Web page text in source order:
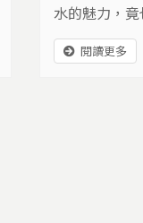
水的魅力，
預計將這裡，
地，當老產業
閱讀更多